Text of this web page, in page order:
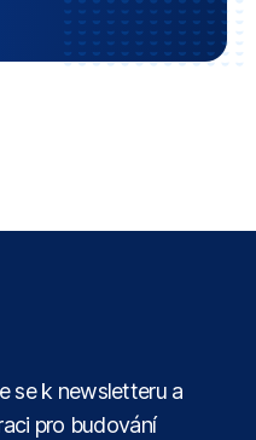
se k newsletteru a
pro budování